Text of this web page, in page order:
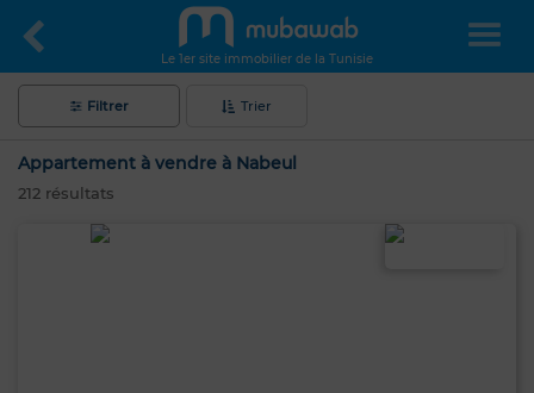
Le 1er site immobilier de la Tunisie
Filtrer Trier
Appartement à vendre à Nabeul
212 résultats